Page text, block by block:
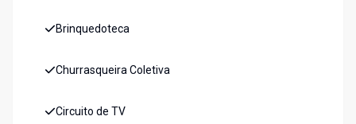
Brinquedoteca
Churrasqueira Coletiva
Circuito de TV